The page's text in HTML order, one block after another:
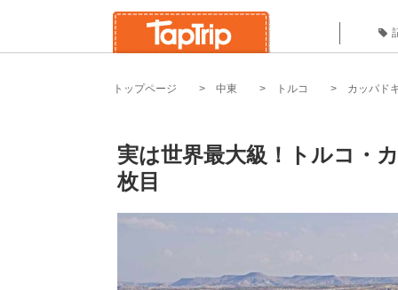
トップページ 中東 トルコ カッパド
実は世界最大級！トルコ・
枚目